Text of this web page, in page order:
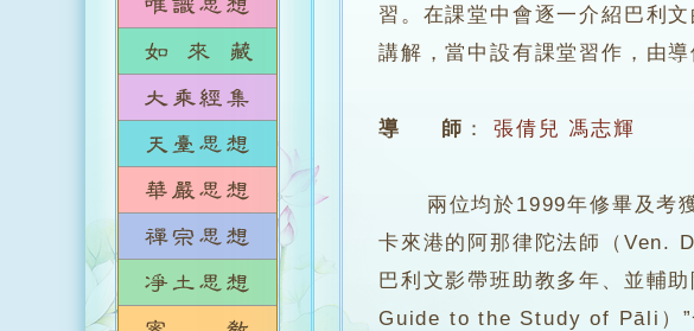
習。在課堂中會逐一介紹巴利
講解，當中設有課堂習作，由導
導 師 ： 張倩兒 馮志輝
兩位均於1999年修畢及考獲
卡來港的阿那律陀法師（Ven.
巴利文影帶班助教多年、並輔
Guide to the Study of Pāli）”